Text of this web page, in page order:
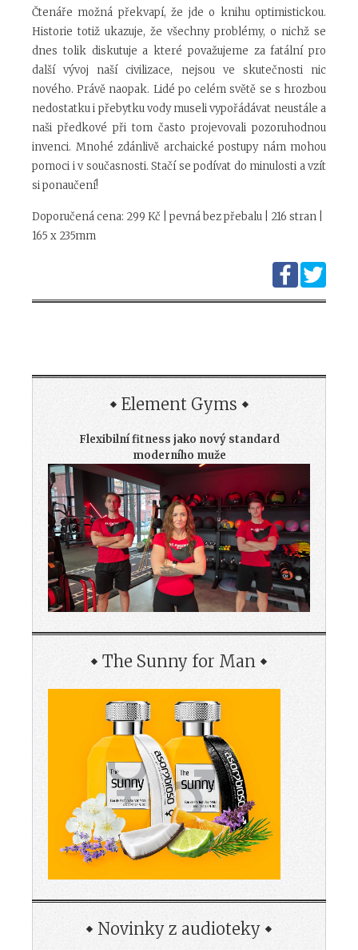
Čtenáře možná překvapí, že jde o knihu optimistickou.
Historie totiž ukazuje, že všechny problémy, o nichž se
dnes tolik diskutuje a které považujeme za fatální pro
další vývoj naší civilizace, nejsou ve skutečnosti nic
nového. Právě naopak. Lidé po celém světě se s hrozbou
nedostatku i přebytku vody museli vypořádávat neustále a
naši předkové při tom často projevovali pozoruhodnou
invenci. Mnohé zdánlivě archaické postupy nám mohou
pomoci i v současnosti. Stačí se podívat do minulosti a vzít
si ponaučení!
Doporučená cena: 299 Kč | pevná bez přebalu | 216 stran |
165 x 235mm
Element Gyms
Flexibilní fitness jako nový standard
moderního muže
The Sunny for Man
Novinky z audioteky